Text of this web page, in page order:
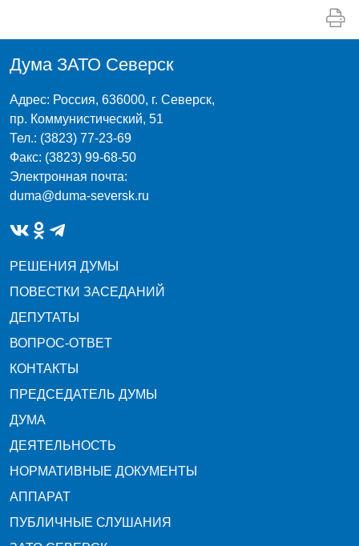
Дума ЗАТО Северск
Адрес: Россия, 636000, г. Северск,
пр. Коммунистический, 51
Тел.: (3823) 77-23-69
Факс: (3823) 99-68-50
Электронная почта:
duma@duma-seversk.ru
РЕШЕНИЯ ДУМЫ
ПОВЕСТКИ ЗАСЕДАНИЙ
ДЕПУТАТЫ
ВОПРОС-ОТВЕТ
КОНТАКТЫ
ПРЕДСЕДАТЕЛЬ ДУМЫ
ДУМА
ДЕЯТЕЛЬНОСТЬ
НОРМАТИВНЫЕ ДОКУМЕНТЫ
АППАРАТ
ПУБЛИЧНЫЕ СЛУШАНИЯ